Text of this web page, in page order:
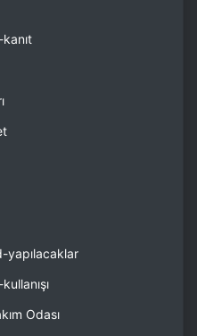
yapılacaklar
Odası